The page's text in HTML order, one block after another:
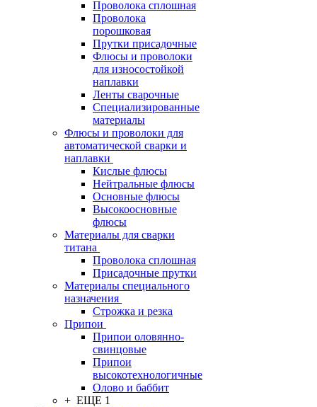
Проволока сплошная
Проволока
порошковая
Прутки присадочные
Флюсы и проволоки
для износостойкой
наплавки
Ленты сварочные
Специализированные
материалы
Флюсы и проволоки для
автоматической сварки и
наплавки
Кислые флюсы
Нейтральные флюсы
Основные флюсы
Высокоосновные
флюсы
Материалы для сварки
титана
Проволока сплошная
Присадочные прутки
Материалы специального
назначения
Строжка и резка
Припои
Припои оловянно-
свинцовые
Припои
высокотехнологичные
Олово и баббит
+ ЕЩЕ 1